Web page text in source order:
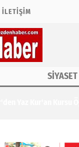
İLETIŞIM
SİYASET